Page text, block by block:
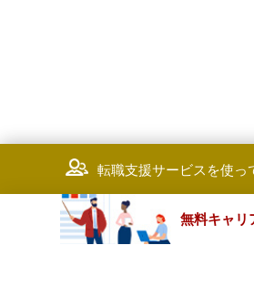
転職支援サービスを使っ
無料キャリ